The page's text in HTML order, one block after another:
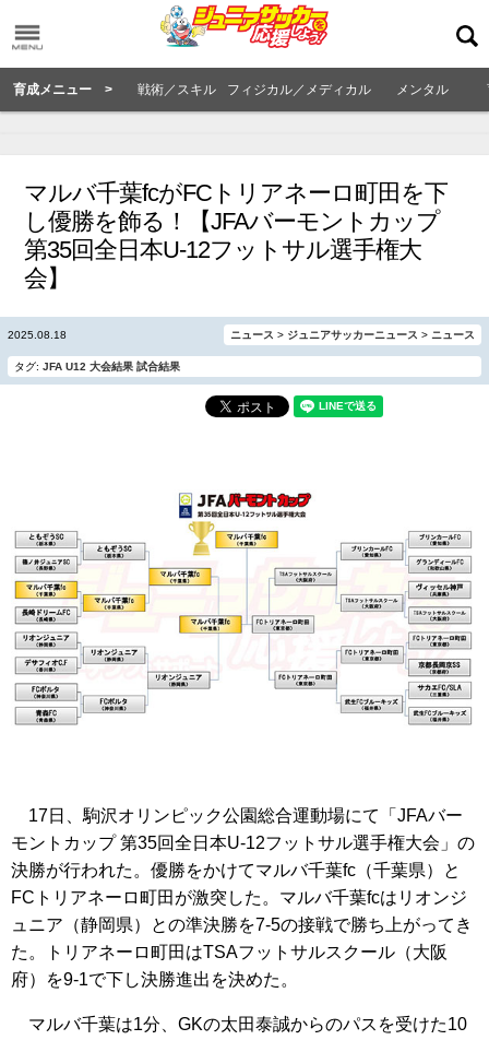
育成メニュー > 戦術／スキル フィジカル／メディカル メンタル
マルバ千葉fcがFCトリアネーロ町田を下
し優勝を飾る！【JFAバーモントカップ
第35回全日本U-12フットサル選手権大
会】
2025.08.18 ニュース > ジュニアサッカーニュース > ニュース
タグ: JFA U12 大会結果 試合結果
17日、駒沢オリンピック公園総合運動場にて「JFAバー
モントカップ 第35回全日本U-12フットサル選手権大会」の
決勝が行われた。優勝をかけてマルバ千葉fc（千葉県）と
FCトリアネーロ町田が激突した。マルバ千葉fcはリオンジ
ュニア（静岡県）との準決勝を7-5の接戦で勝ち上がってき
た。トリアネーロ町田はTSAフットサルスクール（大阪
府）を9-1で下し決勝進出を決めた。
マルバ千葉は1分、GKの太田泰誠からのパスを受けた10